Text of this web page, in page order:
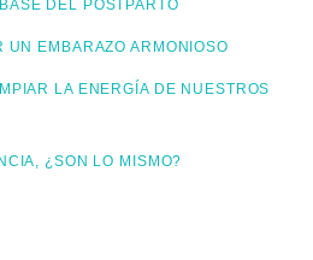
DEL POSTPARTO
UN EMBARAZO ARMONIOSO
LA ENERGÍA DE NUESTROS
¿SON LO MISMO?